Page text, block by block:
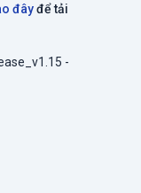
đâyđể tải
-